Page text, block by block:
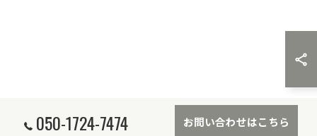
050-1724-7474 お問い合わせはこちら